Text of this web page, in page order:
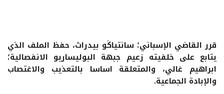
قرر القاضي الإسباني؛ سانتياكَو بيدراث، حفظ الملف الذي
يتابع على خلفيته زعيم جبهة البوليساريو الانفصالية؛
ابراهيم غالي، والمتعلقة اساسا بالتعذيب والاغتصاب
والإبادة الجماعية.